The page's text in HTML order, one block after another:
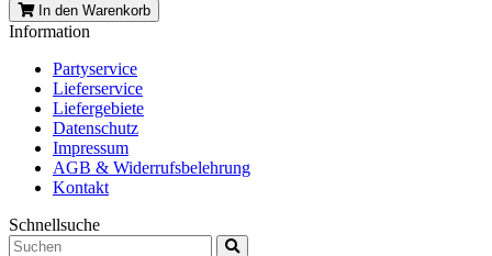
In den Warenkorb
Information
Partyservice
Lieferservice
Liefergebiete
Datenschutz
Impressum
AGB & Widerrufsbelehrung
Kontakt
Schnellsuche